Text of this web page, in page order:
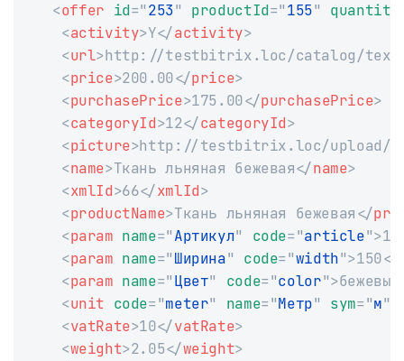
<offer id=" 253" productId=" 155" quantity
<activity>Y</activity>
<url>http://testbitrix.loc/catalog/
<price>200.00</price>
<purchasePrice>175.00</purchasePrice>
<categoryId>12</categoryId>
<picture>http://testbitrix.loc/upload/
<name>Ткань льняная бежевая</name>
<xmlId>66</xmlId>
<productName>Ткань льняная бежевая </
<param name=" Артикул" code="article">
<param name=" Ширина" code="width">150</
<param name=" Цвет" code="color">бежевый
<unit code="meter" name="Метр" sym="м"
<vatRate>10</vatRate>
<weight>2.05</weight>